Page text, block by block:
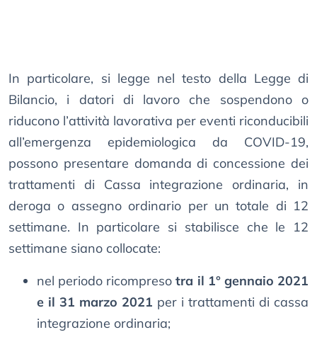
In particolare, si legge nel testo della Legge di
Bilancio, i datori di lavoro che sospendono o
riducono l’attività lavorativa per eventi riconducibili
all’emergenza epidemiologica da COVID-19,
possono presentare domanda di concessione dei
trattamenti di Cassa integrazione ordinaria, in
deroga o assegno ordinario per un totale di 12
settimane. In particolare si stabilisce che le 12
settimane siano collocate:
nel periodo ricompresotra il 1° gennaio 2021
e il 31 marzo 2021 per i trattamenti di cassa
integrazione ordinaria;